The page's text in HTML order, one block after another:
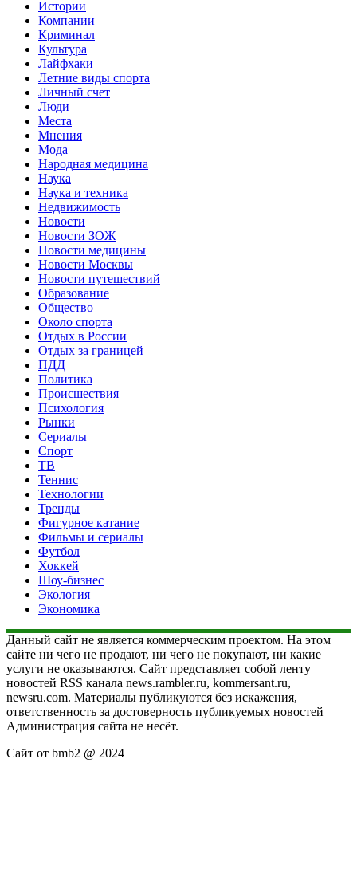
Истории
Компании
Криминал
Культура
Лайфхаки
Летние виды спорта
Личный счет
Люди
Места
Мнения
Мода
Народная медицина
Наука
Наука и техника
Недвижимость
Новости
Новости ЗОЖ
Новости медицины
Новости Москвы
Новости путешествий
Образование
Общество
Около спорта
Отдых в России
Отдых за границей
ПДД
Политика
Происшествия
Психология
Рынки
Сериалы
Спорт
ТВ
Теннис
Технологии
Тренды
Фигурное катание
Фильмы и сериалы
Футбол
Хоккей
Шоу-бизнес
Экология
Экономика
Данный сайт не является коммерческим проектом. На этом
сайте ни чего не продают, ни чего не покупают, ни какие
услуги не оказываются. Сайт представляет собой ленту
новостей RSS канала news.rambler.ru, kommersant.ru,
newsru.com. Материалы публикуются без искажения,
ответственность за достоверность публикуемых новостей
Администрация сайта не несёт.
Сайт от bmb2 @ 2024